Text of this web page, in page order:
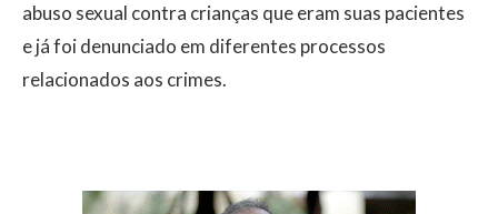
abuso sexual contra crianças que eram suas pacientes
e já foi denunciado em diferentes processos
relacionados aos crimes.